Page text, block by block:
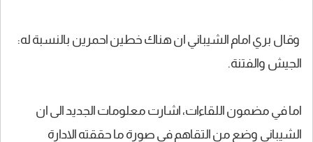
وقال بري امام الشيباني ان هناك خطين احمرين بالنسبة له:
الجيش والفتنة.
اما في مضمون اللقاءات، اشارت معلومات الجديد الى ان
الشيباني وضع من التقاهم في صورة ما حققته الادارة